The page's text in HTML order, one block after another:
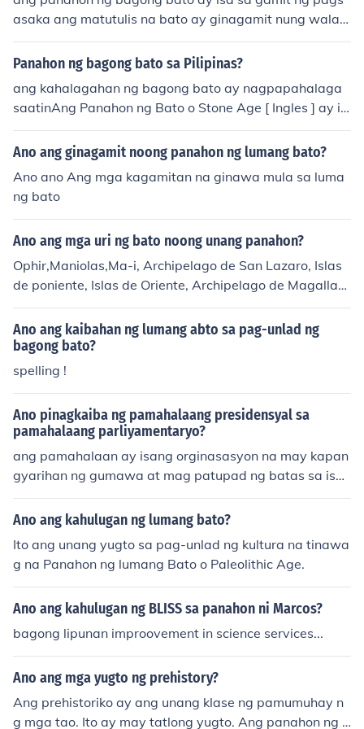
asaka ang matutulis na bato ay ginagamit nung wala p
ang pang araro
Panahon ng bagong bato sa Pilipinas?
ang kahalagahan ng bagong bato ay nagpapahalaga
saatinAng Panahon ng Bato o Stone Age [ Ingles ] ay is
ang malawak na kapanahunang prehestoriko (bago su
mapit ang nasusulat na kasaysayan) kung kailan at sa
awa ng mga kagamitan o kasangkapan. Karamihan sa
mga dalubhasa sa paksang ito ang naghahati sa Pana
hon ng Bato sa tatlong peryodo: Matandang Panahong
Bato (Paleolitiko), Panggitna o Gitnang Panahon ng Bat
o (Mesolitiko), at Bagong Panahon ng Bato (Neolitiko).
[1][2] Nagmula ang lithic o litiko mula sa salitang Griye
ga materyales na ginagamit sa paggawa ng mga kasa
ngkapan at pagbubuo ng mga sandata. Kahit magpah
namumuhay sa loob ng kanilang kultura na may antas
Ilan sa mga halimbawa ang mga aborihines (aborigen
e) ng Australya at ang mga Taong-Palumpong (Bushm
en, mga "tao ng palumpong") ng Timog Aprika.[1]
Ano ang ginagamit noong panahon ng lumang bato?
Ano ano Ang mga kagamitan na ginawa mula sa luma
ng bato
Ano ang mga uri ng bato noong unang panahon?
Ophir,Maniolas,Ma-i, Archipelago de San Lazaro, Islas
de poniente, Islas de Oriente, Archipelago de Magallan
es, Archipelago de Legazpi.. By: Franz Nicholas Roque I
- Explorers USHS-CLSU,,,
Ano ang kaibahan ng lumang abto sa pag-unlad ng
bagong bato?
spelling !
Ano pinagkaiba ng pamahalaang presidensyal sa
pamahalaang parliyamentaryo?
ang pamahalaan ay isang orginasasyon na may kapan
gyarihan ng gumawa at mag patupad ng batas sa isan
g nasasakupang teritoryo
Ano ang kahulugan ng lumang bato?
Ito ang unang yugto sa pag-unlad ng kultura na tinawa
g na Panahon ng lumang Bato o Paleolithic Age.
Ano ang kahulugan ng BLISS sa panahon ni Marcos?
bagong lipunan improovement in science services...
Ano ang mga yugto ng prehistory?
Ang prehistoriko ay ang unang klase ng pamumuhay n
g mga tao. Ito ay may tatlong yugto. Ang panahon ng l